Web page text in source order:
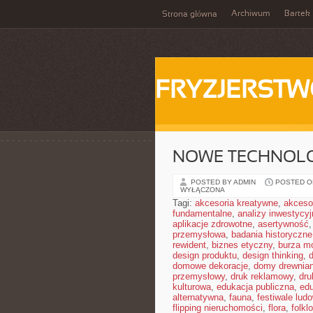
Strona główna Archiwum Bartek
NOWE
POSTED BY ADMIN POSTED
WYŁĄCZONA
Tagi: akcesoria kreatywne,
fundamentalne, analizy
aplikacje zdrowotne, asertywność,
przemysłowa, badania historyczne
rewident, biznes etyczny, burza
design produktu, design thinking,
domowe dekoracje, domy
przemysłowy, druk reklamowy,
kulturowa, edukacja publiczna,
alternatywna, fauna, festiwale
flipping nieruchomości, flora,